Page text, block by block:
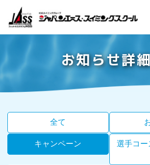
お知らせ詳
全て
キャンペーン
選手コー